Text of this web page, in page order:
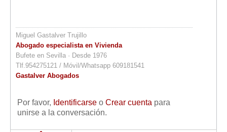
Miguel Gastalver Trujillo
Abogado especialista en Vivienda
Bufete en Sevilla · Desde 1976
Tlf.954275121 / Móvil/Whatsapp 609181541
Gastalver Abogados
Por favor, Identificarse o Crear cuenta para
unirse a la conversación.